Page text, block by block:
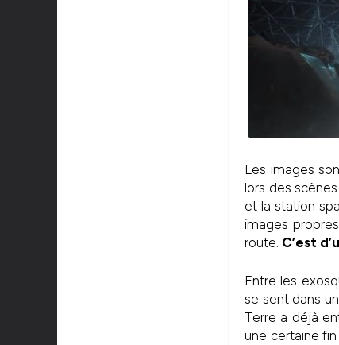
Les images
lors des
et la station
images
route. C’est
Entre les
se sent dans
Terre a déjà
une certaine